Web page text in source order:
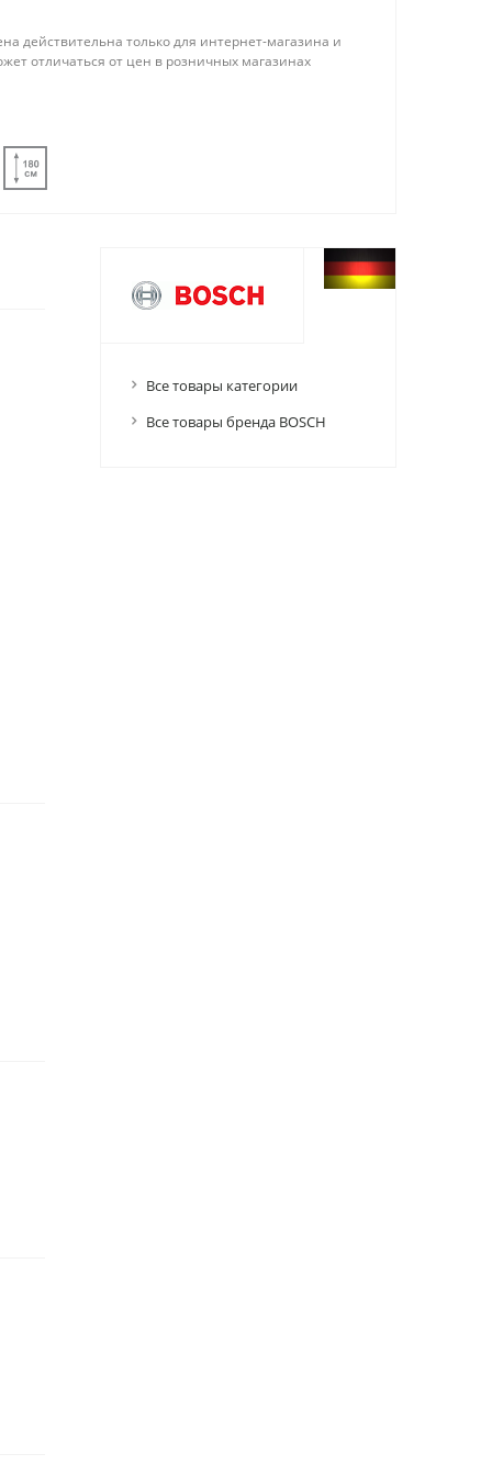
действительна только для интернет-магазина и
отличаться от цен в розничных магазинах
Все товары категории
Все товары бренда BOSCH